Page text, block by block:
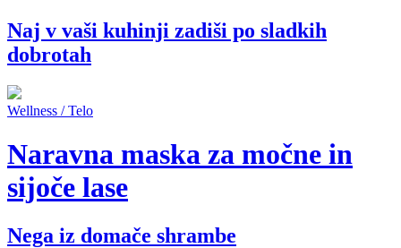
Naj v vaši kuhinji zadiši po sladkih
dobrotah
Wellness / Telo
Naravna maska za močne in
sijoče lase
Nega iz domače shrambe